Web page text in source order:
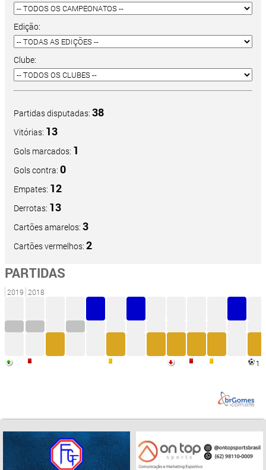
Edição:
Clube:
Partidas disputadas: 38
Vitórias: 13
Gols marcados: 1
Gols contra: 0
Empates: 12
Derrotas: 13
Cartões amarelos: 3
Cartões vermelhos: 2
PARTIDAS
2019 2018
1